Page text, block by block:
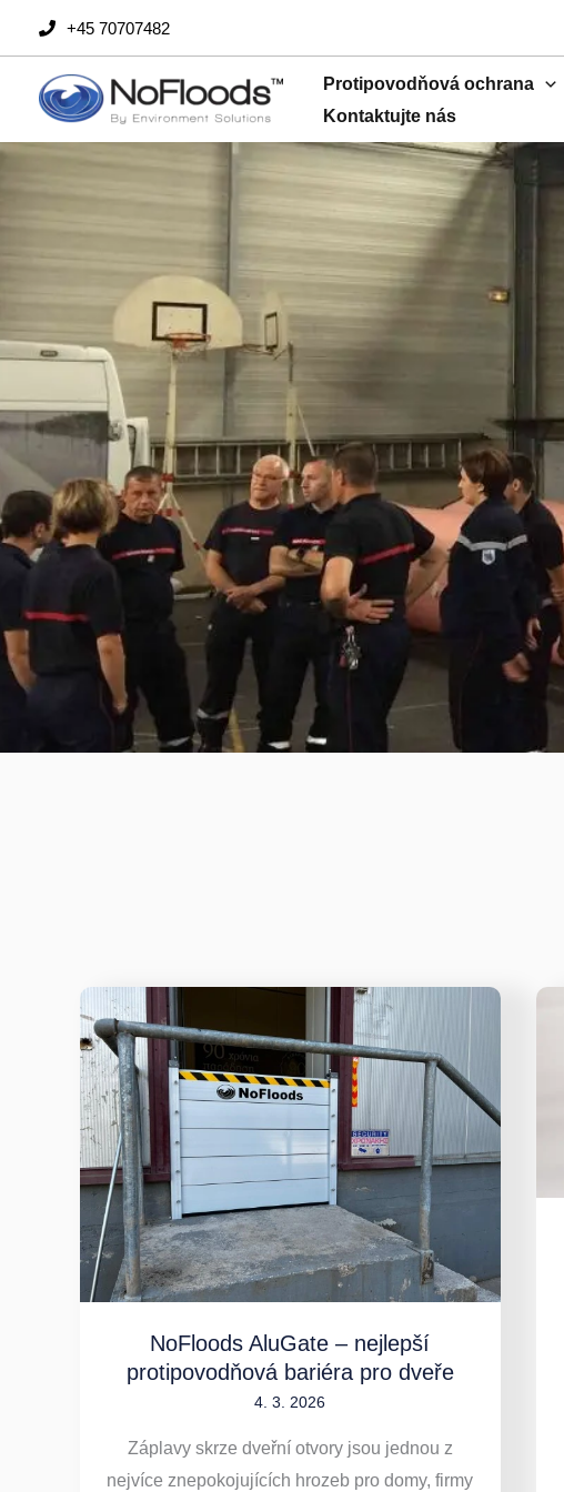
obsah
+45 70707482
Protipovodňová ochrana
Kontaktujte nás
NoFloods AluGate – nejlepší
protipovodňová bariéra pro dveře
4. 3. 2026
Záplavy skrze dveřní otvory jsou jednou z
nejvíce znepokojujících hrozeb pro domy, firmy
AluGate
–
nejlepší
protipovodňová
bariéra
dveře